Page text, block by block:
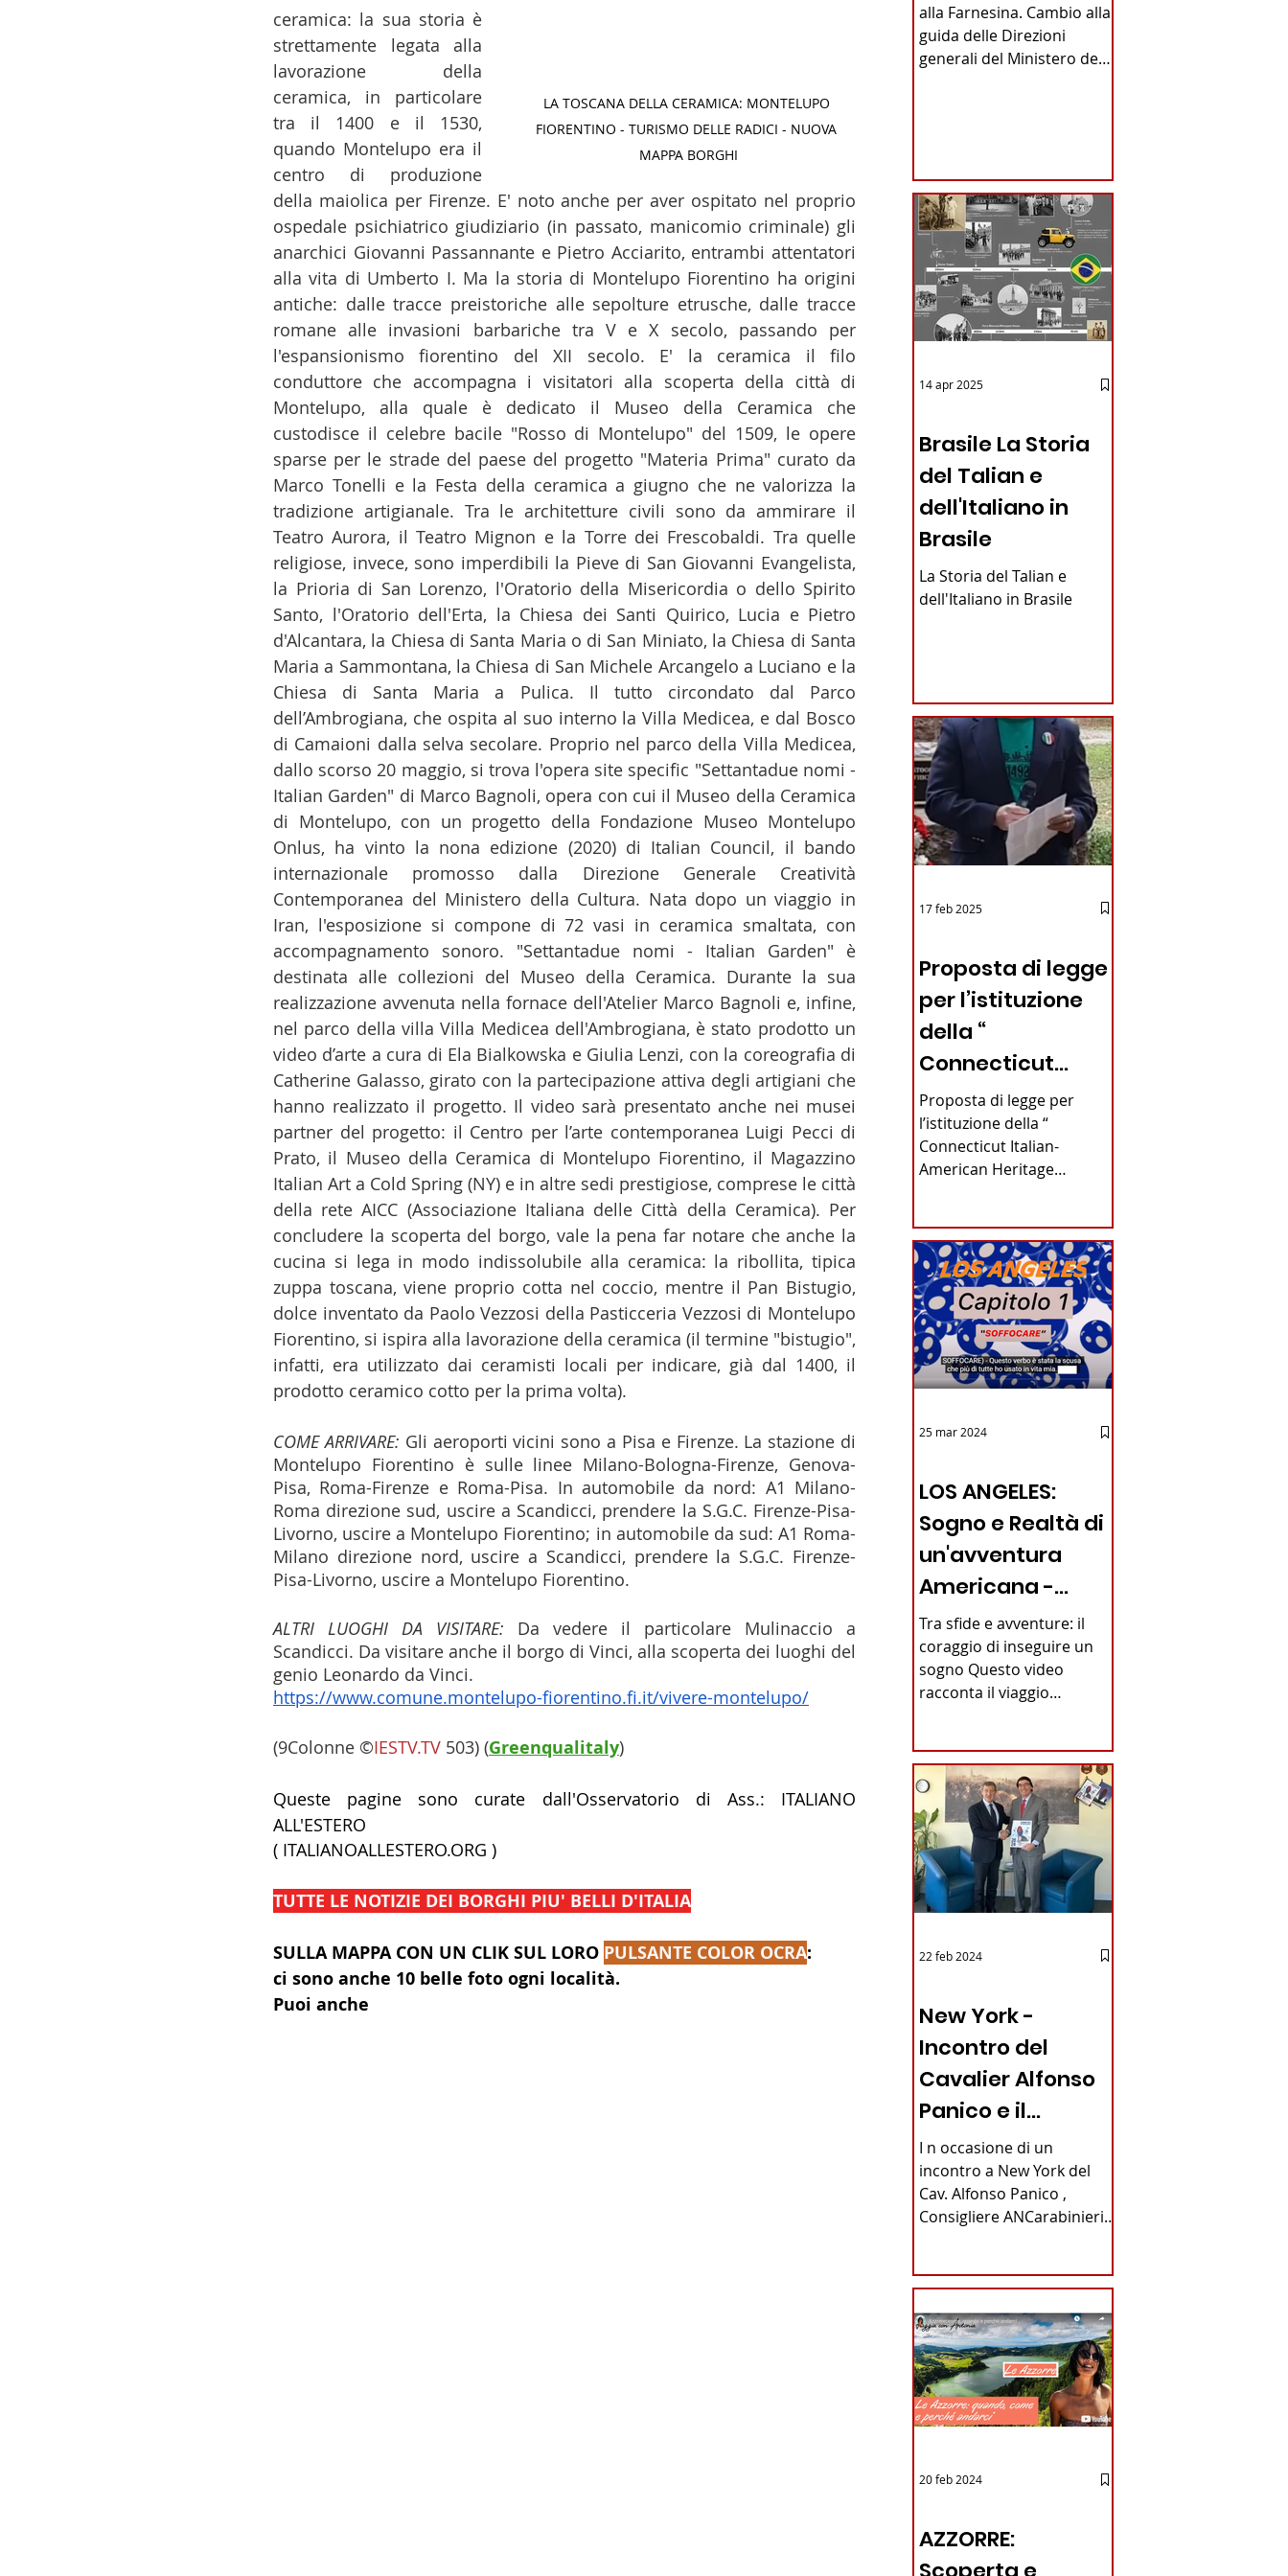
14 - IIC IST. ITALIANO CULTURA
17 - ASSOCIAZIONI 18 - MAPPE ITALIANI ALL'ESTERO 19 - EUROPA
20 - AMERICA 21 - AMERICA-CENTRO
24 - ASIA 25 - OCEANIA 26 - POLITICA 28 - PAPPAMONDO.TV
30 - LAVORO 31 - ICE ISTITUTO COMMERCIO ESTERO 32 - MADE IN ITALY
LA TOSCANA DELLA CERAMICA: MONTELUPO
FIORENTINO - TURISMO DELLE RADICI - NUOVA
MAPPA BORGHI
ceramica: la sua storia è
strettamente legata alla
lavorazione della
ceramica, in particolare
tra il 1400 e il 1530,
quando Montelupo era il
centro di produzione
della maiolica per Firenze. E' noto anche per aver ospitato nel proprio
ospedale psichiatrico giudiziario (in passato, manicomio criminale) gli
anarchici Giovanni Passannante e Pietro Acciarito, entrambi attentatori
alla vita di Umberto I. Ma la storia di Montelupo Fiorentino ha origini
antiche: dalle tracce preistoriche alle sepolture etrusche, dalle tracce
romane alle invasioni barbariche tra V e X secolo, passando per
l'espansionismo fiorentino del XII secolo. E' la ceramica il filo
conduttore che accompagna i visitatori alla scoperta della città di
Montelupo, alla quale è dedicato il Museo della Ceramica che
custodisce il celebre bacile "Rosso di Montelupo" del 1509, le opere
sparse per le strade del paese del progetto "Materia Prima" curato da
Marco Tonelli e la Festa della ceramica a giugno che ne valorizza la
tradizione artigianale. Tra le architetture civili sono da ammirare il
Teatro Aurora, il Teatro Mignon e la Torre dei Frescobaldi. Tra quelle
religiose, invece, sono imperdibili la Pieve di San Giovanni Evangelista,
la Prioria di San Lorenzo, l'Oratorio della Misericordia o dello Spirito
Santo, l'Oratorio dell'Erta, la Chiesa dei Santi Quirico, Lucia e Pietro
d'Alcantara, la Chiesa di Santa Maria o di San Miniato, la Chiesa di Santa
Maria a Sammontana, la Chiesa di San Michele Arcangelo a Luciano e la
Chiesa di Santa Maria a Pulica. Il tutto circondato dal Parco
dell’Ambrogiana, che ospita al suo interno la Villa Medicea, e dal Bosco
di Camaioni dalla selva secolare. Proprio nel parco della Villa Medicea,
dallo scorso 20 maggio, si trova l'opera site specific "Settantadue nomi -
Italian Garden" di Marco Bagnoli, opera con cui il Museo della Ceramica
di Montelupo, con un progetto della Fondazione Museo Montelupo
Onlus, ha vinto la nona edizione (2020) di Italian Council, il bando
internazionale promosso dalla Direzione Generale Creatività
Contemporanea del Ministero della Cultura. Nata dopo un viaggio in
Iran, l'esposizione si compone di 72 vasi in ceramica smaltata, con
accompagnamento sonoro. "Settantadue nomi - Italian Garden" è
destinata alle collezioni del Museo della Ceramica. Durante la sua
realizzazione avvenuta nella fornace dell'Atelier Marco Bagnoli e, infine,
nel parco della villa Villa Medicea dell'Ambrogiana, è stato prodotto un
video d’arte a cura di Ela Bialkowska e Giulia Lenzi, con la coreografia di
Catherine Galasso, girato con la partecipazione attiva degli artigiani che
hanno realizzato il progetto. Il video sarà presentato anche nei musei
partner del progetto: il Centro per l’arte contemporanea Luigi Pecci di
Prato, il Museo della Ceramica di Montelupo Fiorentino, il Magazzino
Italian Art a Cold Spring (NY) e in altre sedi prestigiose, comprese le città
della rete AICC (Associazione Italiana delle Città della Ceramica). Per
concludere la scoperta del borgo, vale la pena far notare che anche la
cucina si lega in modo indissolubile alla ceramica: la ribollita, tipica
zuppa toscana, viene proprio cotta nel coccio, mentre il Pan Bistugio,
dolce inventato da Paolo Vezzosi della Pasticceria Vezzosi di Montelupo
Fiorentino, si ispira alla lavorazione della ceramica (il termine "bistugio",
infatti, era utilizzato dai ceramisti locali per indicare, già dal 1400, il
prodotto ceramico cotto per la prima volta).
COME ARRIVARE: Gli aeroporti vicini sono a Pisa e Firenze. La stazione di
Montelupo Fiorentino è sulle linee Milano-Bologna-Firenze, Genova-
Pisa, Roma-Firenze e Roma-Pisa. In automobile da nord: A1 Milano-
Roma direzione sud, uscire a Scandicci, prendere la S.G.C. Firenze-Pisa-
Livorno, uscire a Montelupo Fiorentino; in automobile da sud: A1 Roma-
Milano direzione nord, uscire a Scandicci, prendere la S.G.C. Firenze-
Pisa-Livorno, uscire a Montelupo Fiorentino.
ALTRI LUOGHI DA VISITARE: Da vedere il particolare Mulinaccio a
Scandicci. Da visitare anche il borgo di Vinci, alla scoperta dei luoghi del
genio Leonardo da Vinci.
https://www.comune.montelupo-fiorentino.fi.it/vivere-montelupo/
(9Colonne ©IESTV.TV 503) (Greenqualitaly)
Queste pagine sono curate dall'Osservatorio di Ass.: ITALIANO
ALL'ESTERO
( ITALIANOALLESTERO.ORG )
TUTTE LE NOTIZIE DEI BORGHI PIU' BELLI D'ITALIA
SULLA MAPPA CON UN CLIK SUL LORO PULSANTE COLOR OCRA:
ci sono anche 10 belle foto ogni località.
Puoi anche
alla Farnesina. Cambio alla
guida delle Direzioni
generali del Ministero degli
proposte dal ministro
Antonio Tajani . NUOVA
DIREZIONE GENERALE
DELLA FARNESINA
Brasile La Storia
del Talian e
dell'Italiano in
Brasile
La Storia del Talian e
dell'Italiano in Brasile
14 apr 2025
Proposta di legge
per l’istituzione
della “
Connecticut
Italian-American
Heritage
Commission”
Connecticut
Proposta di legge per
l’istituzione della “
Connecticut Italian-
American Heritage
Alfonso...
17 feb 2025
LOS ANGELES:
Sogno e Realtà di
un'avventura
Americana -
VIDEO
Tra sfide e avventure: il
coraggio di inseguire un
sogno Questo video
racconta il viaggio
25 mar 2024
New York -
Incontro del
Cavalier Alfonso
Panico e il
Generale dei
Carabinieri
Fabrizio Parrulli
I n occasione di un
incontro a New York del
Cav. Alfonso Panico ,
Consigliere ANCarabinieri
22 feb 2024
AZZORRE:
20 feb 2024